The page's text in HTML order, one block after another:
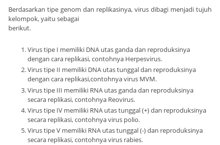
Berdasarkan tipe genom dan replikasinya, virus dibagi menjadi tujuh
kelompok, yaitu sebagai
berikut.
Virus tipe I memiliki DNA utas ganda dan reproduksinya
dengan cara replikasi, contohnya Herpesvirus.
Virus tipe II memiliki DNA utas tunggal dan reproduksinya
dengan cara replikasi,contohnya virus MVM.
Virus tipe III memiliki RNA utas ganda dan reproduksinya
secara replikasi, contohnya Reovirus.
Virus tipe IV memiliki RNA utas tunggal (+) dan reproduksinya
secara replikasi, contohnya virus polio.
Virus tipe V memiliki RNA utas tunggal (-) dan reproduksinya
secara replikasi, contohnya virus rabies.